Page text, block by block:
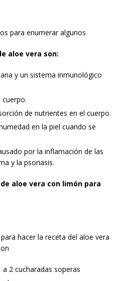
para enumerar algunos
aloe vera son:
y un sistema inmunológico
cuerpo.
de nutrientes en el cuerpo.
en la piel cuando se
por la inflamación de las
y la psoriasis.
aloe vera con limón para
hacer la receta del aloe vera
2 cucharadas soperas